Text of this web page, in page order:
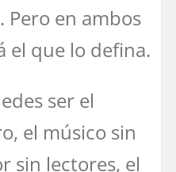
Pero en ambos
el que lo defina.
ser el
el músico sin
sin lectores, el